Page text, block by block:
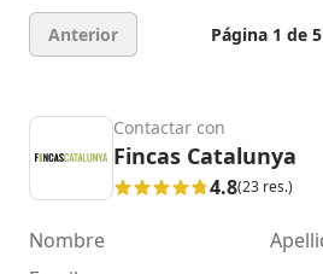
Anterior Página 1 de 5
Contactar con
Fincas Catalunya
4.8(23 res.)